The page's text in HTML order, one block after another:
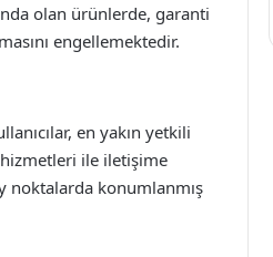
olan ürünlerde, garanti
engellemektedir.
en yakın yetkili
ile iletişime
noktalarda konumlanmış